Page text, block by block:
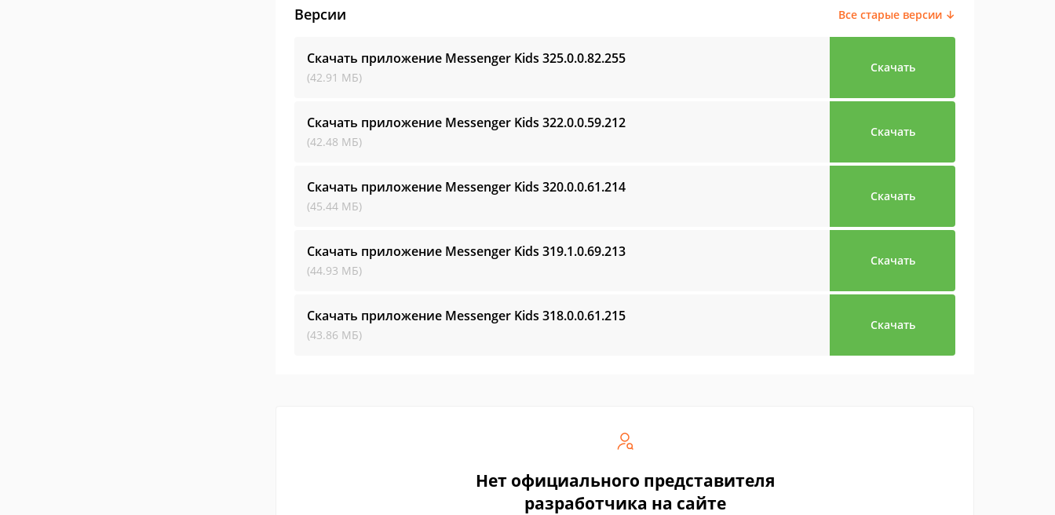
Версии Все старые версии ↓
Скачать приложение Messenger Kids 325.0.0.82.255
(42.91 МБ)
Скачать
Скачать приложение Messenger Kids 322.0.0.59.212
(42.48 МБ)
Скачать
Скачать приложение Messenger Kids 320.0.0.61.214
(45.44 МБ)
Скачать
Скачать приложение Messenger Kids 319.1.0.69.213
(44.93 МБ)
Скачать
Скачать приложение Messenger Kids 318.0.0.61.215
(43.86 МБ)
Скачать
Нет официального представителя
разработчика на сайте